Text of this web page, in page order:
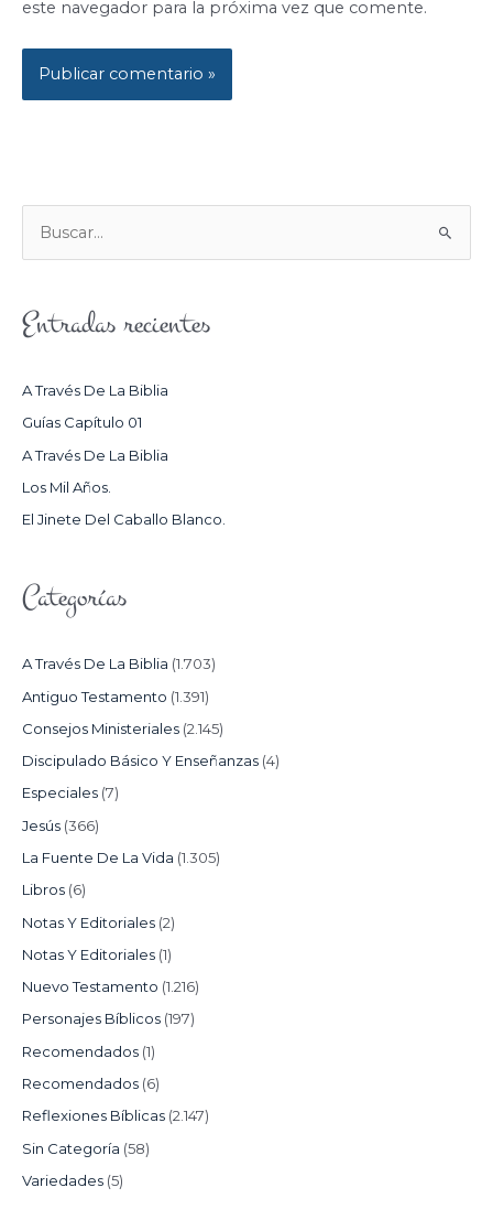
este navegador para la próxima vez que comente.
U
C
R
:
Entradas recientes
A Través De La Biblia
Guías Capítulo 01
A Través De La Biblia
Los Mil Años.
El Jinete Del Caballo Blanco.
Categorías
A Través De La Biblia (1.703)
Antiguo Testamento (1.391)
Consejos Ministeriales (2.145)
Discipulado Básico Y Enseñanzas (4)
Especiales (7)
Jesús (366)
La Fuente De La Vida (1.305)
Libros (6)
Notas Y Editoriales (2)
Notas Y Editoriales (1)
Nuevo Testamento (1.216)
Personajes Bíblicos (197)
Recomendados (1)
Recomendados (6)
Reflexiones Bíblicas (2.147)
Sin Categoría (58)
Variedades (5)